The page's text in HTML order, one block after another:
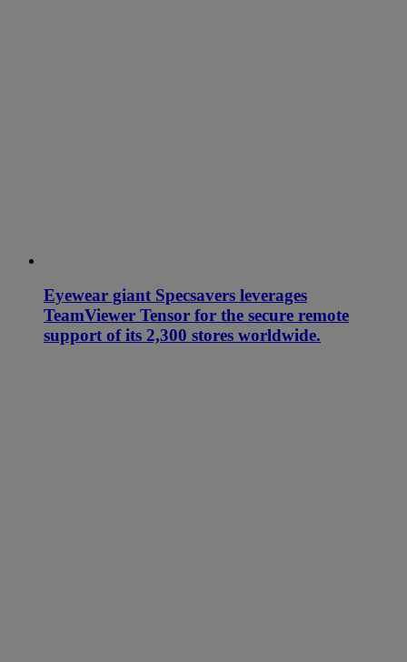
Eyewear giant Specsavers leverages
TeamViewer Tensor for the secure remote
support of its 2,300 stores worldwide.